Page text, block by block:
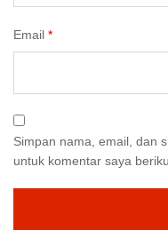
Email *
Simpan nama, email, dan
untuk komentar saya